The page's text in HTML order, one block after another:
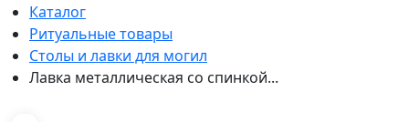
Каталог
Ритуальные товары
Столы и лавки для могил
Лавка металлическая со спинкой...